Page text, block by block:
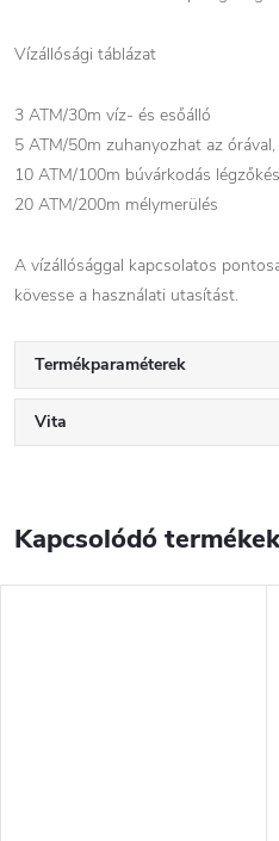
Vízállósági táblázat
3 ATM/30m víz- és esőálló
5 ATM/50m zuhanyozhat az
10 ATM/100m búvárkodás
20 ATM/200m mélymerülés
A vízállósággal kapcsolatos
kövesse a használati utasítást.
Termékparaméterek
Vita
Kapcsolódó termékek